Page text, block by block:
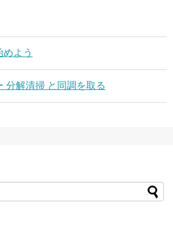
よう
分解清掃 と同調を取る